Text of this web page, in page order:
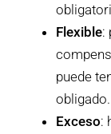
Flexible:
puede
obligado.
Exceso: